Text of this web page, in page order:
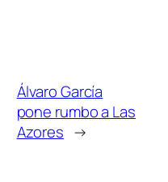
Álvaro García
pone rumbo a Las
Azores →